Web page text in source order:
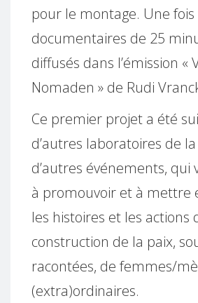
pour le montage. Une
documentaires de 25
diffusés dans l’émission «
Nomaden » de Rudi
Ce premier projet a été
d’autres laboratoires de
d’autres événements, qui
à promouvoir et à mettre
les histoires et les actions
construction de la paix,
racontées, de femmes/
(extra)ordinaires.